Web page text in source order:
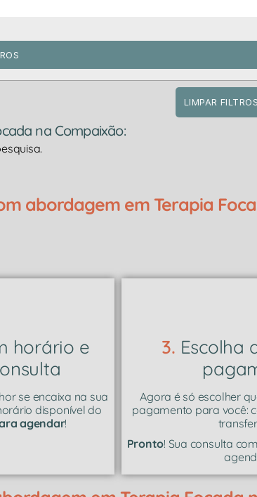
LIMPAR FILTROS
na Compaixão:
abordagem em Terapia
horário e
se encaixa na sua
disponível do
agendar!
3. Escolha
Agora é só escolher
pagamento para você:
Pronto! Sua consulta